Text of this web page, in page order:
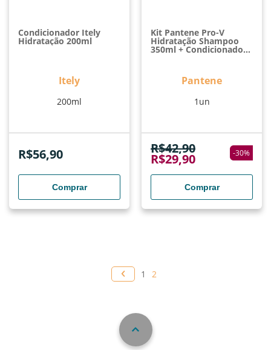
Condicionador Itely
Hidratação 200ml
Itely
200ml
R$56,90
Comprar
Kit Pantene Pro-V
Hidratação Shampoo
350ml + Condicionador
Pantene
1un
R$42,90
R$29,90 -30%
Comprar
1 2